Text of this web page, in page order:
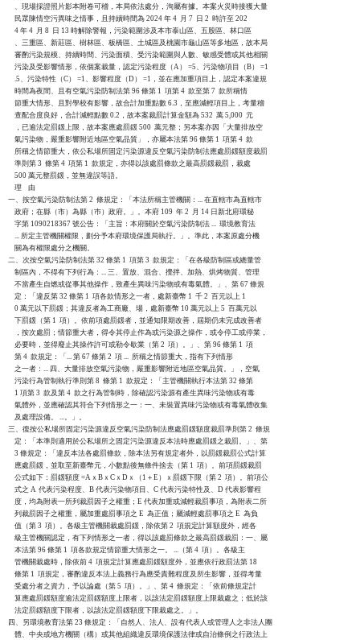
    、現場採證照片影本附卷可稽，本局依法處分，洵屬有據。本案火災時接獲大量
    民眾陳情空污異味之情事，且持續時間為 2024 年 4  月 7  日 2  時許至 202
    4 年 4  月 8  日 13 時解除警報，污染範圍涉及本市泰山區、五股區、林口區
    、三重區、新莊區、樹林區、板橋區、土城區及桃園市龜山區等多地區，故本局
    審酌污染規模、持續時間、污染面積、受污染範圍與人數、敏感受體或其他相關
    污染及受影響情形，依個案裁量，認定污染程度（A） =5、污染物項目（B） =1
    .5、污染特性（C） =1、影響程度（D） =1，並在應加重項目上，認定本案違規
    時間為夜間、且有空氣污染防制法第 96 條第 1  項第 4  款至第 7  款所稱情
    節重大情形、且對學校有影響，故合計加重點數 6.3，至應減輕項目上，考量稽
    查配合度良好，合計減輕點數 0.2，故本案裁罰計算金額為 532  萬 5,000  元
    ，已逾法定罰鍰上限，故本案應處罰鍰 500  萬元整；另本案亦因「大量排放空
    氣污染物，嚴重影響附近地區空氣品質」，亦屬本法第 96 條第 1  項第 4  款
    所稱之情節重大，依公私場所固定污染源違反空氣污染防制法應處罰鍰額度裁罰
    準則第 3  條第 4  項第 1  款規定，亦得以該處罰條款之最高罰鍰裁罰，裁處
    500 萬元整罰鍰，並無違誤等語。
    理    由
一、按空氣污染防制法第 2  條規定：「本法所稱主管機關：... 在直轄市為直轄市
    政府；在縣（市）為縣（巿）政府。」。本府 109  年 2  月 14 日新北府環秘
    字第 1090218367 號公告：「主旨：本府關於空氣污染防制法 ...  環境教育法
    ... 所定主管機關權限，劃分予本府環境保護局執行。」。準此，本案原處分機
    關為有權限處分之機關。
二、次按空氣污染防制法第 32 條第 1  項第 3  款規定：「在各級防制區或總量管
    制區內，不得有下列行為：... 三、置放、混合、攪拌、加熱、烘烤物質、管理
    不當產生自燃或從事其他操作，致產生異味污染物或有毒氣體。」、第 67 條規
    定：「違反第 32 條第 1  項各款情形之一者，處新臺幣 1  千 2  百元以上 1
    0 萬元以下罰鍰；其違反者為工商廠、場，處新臺幣 10 萬元以上 5  百萬元以
    下罰鍰（第 1  項）。依前項處罰鍰者，並通知限期改善，屆期仍未完成改善者
    ，按次處罰；情節重大者，得令其停止作為或污染源之操作，或令停工或停業，
    必要時，並得廢止其操作許可或勒令歇業（第 2  項）。」、第 96 條第 1  項
    第 4  款規定：「... 第 67 條第 2  項 ...  所稱之情節重大，指有下列情形
    之一者：... 四、大量排放空氣污染物，嚴重影響附近地區空氣品質。」，空氣
    污染行為管制執行準則第 8  條第 1  款規定：「主管機關執行本法第 32 條第
    1 項第 3  款及第 4  款之行為管制時，除確認污染源有產生異味污染物或有毒
    氣體外，並應確認其符合下列情形之一：一、未裝置異味污染物或有毒氣體收集
    及處理設備。 ...。」。
三、復按公私場所固定污染源違反空氣污染防制法應處罰鍰額度裁罰準則第 2  條規
    定：「本準則適用於公私場所之固定污染源違反本法時應處罰鍰之裁罰。」、第
    3 條規定：「違反本法各處罰條款，除本法另有規定者外，以罰鍰裁罰公式計算
    應處罰鍰，並取至新臺幣元，小數點後無條件捨去（第 1  項）。前項罰鍰裁罰
    公式如下：罰鍰額度 =AｘBｘCｘDｘ（1＋E）ｘ罰鍰下限（第 2  項）。前項公
    式之 A  代表污染程度、B 代表污染物項目、C 代表污染特性及、D 代表影響程
    度，均為附表一所列裁罰因子之權重；E 代表加重或減輕裁罰事項，為附表二所
    列裁罰因子之權重，屬加重處罰事項之 E  為正值；屬減輕處罰事項之 E  為負
    值（第 3  項）。各級主管機關裁處罰鍰，除依第 2  項規定計算額度外，經各
    級主管機關認定，有下列情形之一者，得以該處罰條款之最高罰鍰裁罰：一、屬
    本法第 96 條第 1  項各款規定情節重大情形之一。 ...（第 4  項）。各級主
    管機關裁處時，除依前 4  項規定計算應處罰鍰額度外，並應依行政罰法第 18
    條第 1  項規定，審酌違反本法上義務行為應受責難程度及所生影響，並得考量
    受處分者之資力，予以論處（第 5  項）。」、第 4  條規定：「依前條規定計
    算應處罰鍰額度逾法定罰鍰額度上限者，以該法定罰鍰額度上限裁處之；低於該
    法定罰鍰額度下限者，以該法定罰鍰額度下限裁處之。」。
四、另環境教育法第 23 條規定：「自然人、法人、設有代表人或管理人之非法人團
    體、中央或地方機關（構）或其他組織違反環境保護法律或自治條例之行政法上